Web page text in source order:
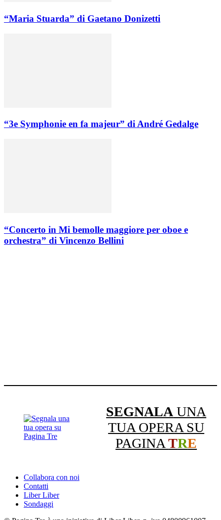
“Maria Stuarda” di Gaetano Donizetti
“3e Symphonie en fa majeur” di André Gedalge
“Concerto in Mi bemolle maggiore per oboe e
orchestra” di Vincenzo Bellini
SEGNALA UNA
TUA OPERA SU
PAGINATRE
Collabora con noi
Contatti
Liber Liber
Sondaggi